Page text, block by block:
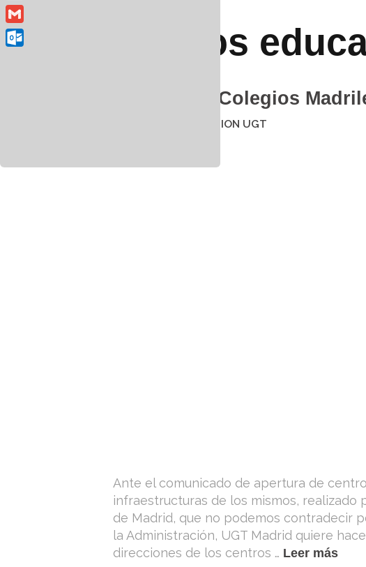
centros
Rehabilitar Colegios
UNION UGT
Ante el comunicado de apertura de
infraestructuras de los mismos, realizado
de Madrid, que no podemos contradecir
la Administración, UGT Madrid quiere
direcciones de los centros … Leer más
Copy
Link
Gmail